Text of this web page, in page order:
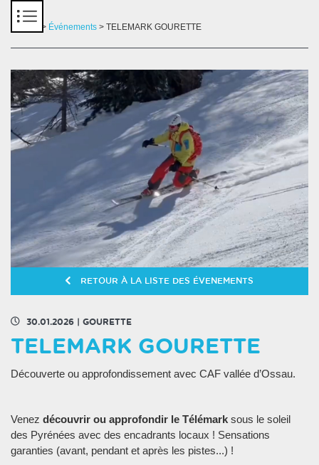
> Événements > TELEMARK GOURETTE
RETOUR À LA LISTE DES ÉVENEMENTS
30.01.2026 GOURETTE
TELEMARK GOURETTE
Découverte ou approfondissement avec CAF vallée d’Ossau.
Venez découvrir ou approfondir le Télémark sous le soleil
des Pyrénées avec des encadrants locaux ! Sensations
garanties (avant, pendant et après les pistes...) !